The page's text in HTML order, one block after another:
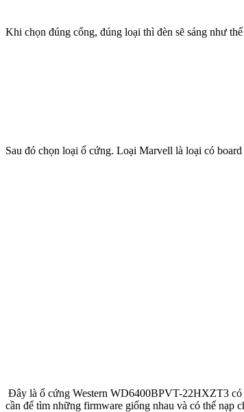
Khi chọn đúng cổng, đúng loại thì đèn sẽ sáng như
Sau đó chọn loại ổ cứng. Loại Marvell là loại có
Đây là ổ cứng Western WD6400BPVT-22HXZT3 có
cần để tìm những firmware giống nhau và có thể nạp